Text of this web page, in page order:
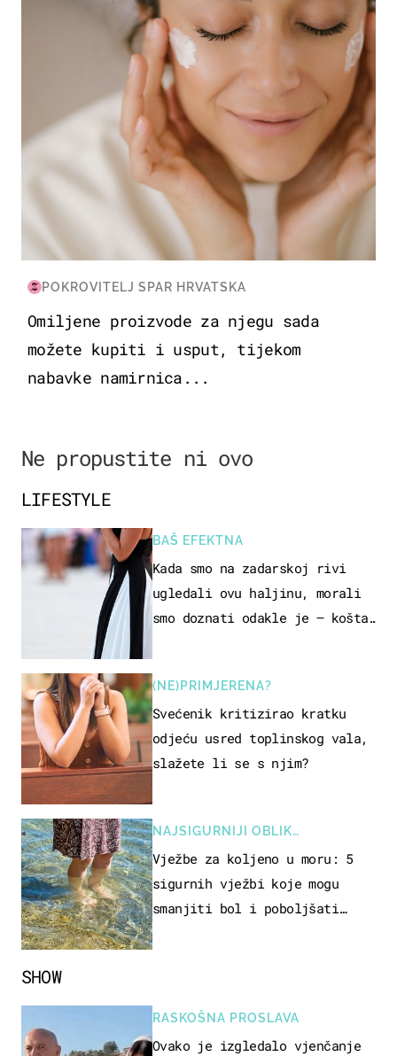
POKROVITELJ SPAR HRVATSKA
Omiljene proizvode za njegu sada
možete kupiti i usput, tijekom
nabavke namirnica...
Ne propustite ni ovo
SHOW
RASKOŠNA PROSLAVA
Ovako je izgledalo vjenčanje
LIFESTYLE
BAŠ EFEKTNA
Kada smo na zadarskoj rivi
ugledali ovu haljinu, morali
smo doznati odakle je – košta
(NE)PRIMJERENA?
Svećenik kritizirao kratku
odjeću usred toplinskog vala,
slažete li se s njim?
NAJSIGURNIJI OBLIK
REKREACIJE
Vježbe za koljeno u moru: 5
sigurnih vježbi koje mogu
smanjiti bol i poboljšati